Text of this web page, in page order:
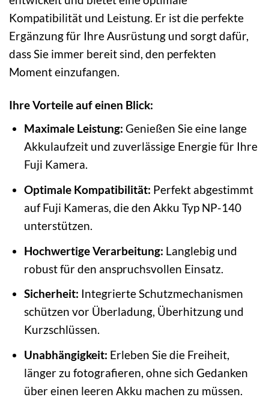
Kompatibilität und Leistung. Er ist die perfekte
Ergänzung für Ihre Ausrüstung und sorgt dafür,
dass Sie immer bereit sind, den perfekten
Moment einzufangen.
Ihre Vorteile auf einen Blick:
Maximale Leistung: Genießen Sie eine lange
Akkulaufzeit und zuverlässige Energie für Ihre
Fuji Kamera.
Optimale Kompatibilität: Perfekt abgestimmt
auf Fuji Kameras, die den Akku Typ NP-140
unterstützen.
Hochwertige Verarbeitung: Langlebig und
robust für den anspruchsvollen Einsatz.
Sicherheit: Integrierte Schutzmechanismen
schützen vor Überladung, Überhitzung und
Kurzschlüssen.
Unabhängigkeit: Erleben Sie die Freiheit,
länger zu fotografieren, ohne sich Gedanken
über einen leeren Akku machen zu müssen.